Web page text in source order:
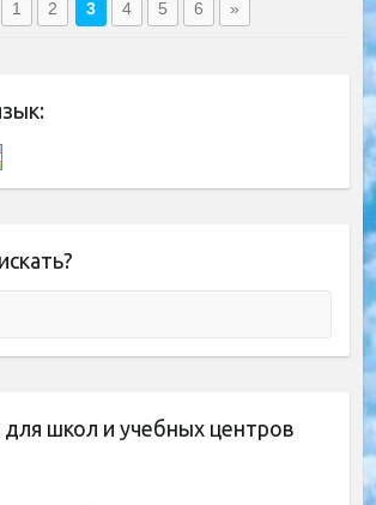
1 2 3 4 5 6 »
школ и учебных центров